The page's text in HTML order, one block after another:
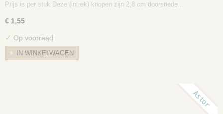
Prijs is per stuk Deze (intrek) knopen zijn 2,8 cm doorsnede…
€ 1,55
✓ Op voorraad
IN WINKELWAGEN
Astor